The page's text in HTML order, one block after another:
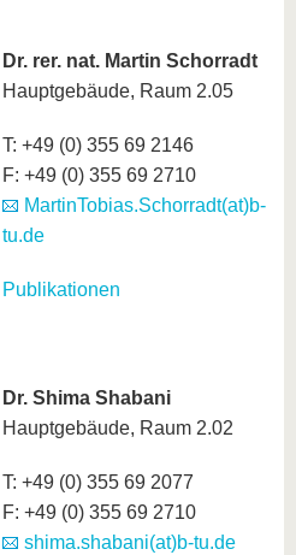
Dr. rer. nat. Martin Schorradt
Hauptgebäude, Raum 2.05
T: +49 (0) 355 69 2146
F: +49 (0) 355 69 2710
MartinTobias.Schorradt(at)b-
tu.de
Publikationen
Dr. Shima Shabani
Hauptgebäude, Raum 2.02
T: +49 (0) 355 69 2077
F: +49 (0) 355 69 2710
shima.shabani(at)b-tu.de